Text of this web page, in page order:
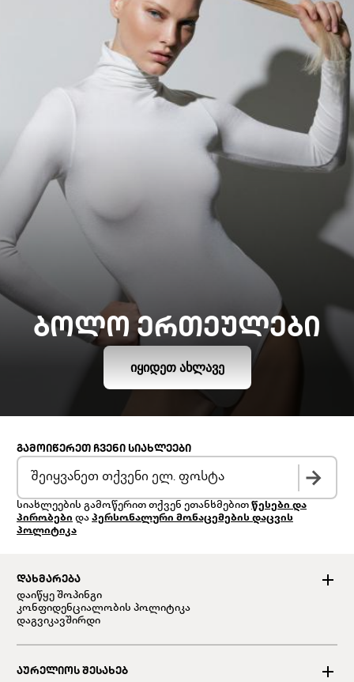
ᲑᲝᲚᲝ ᲔᲠᲗᲔᲣᲚᲔᲑᲘ
ᲘᲧᲘᲓᲔᲗ ᲐᲮᲚᲐᲕᲔ
ᲓᲐᲮᲛᲐᲠᲔᲑᲐ
დაიწყე შოპინგი
კონფიდენციალობის პოლიტიკა
დაგვიკავშირდი
ᲐᲣᲠᲔᲚᲘᲝᲡ ᲨᲔᲡᲐᲮᲔᲑ
ᲒᲐᲛᲝᲘᲬᲔᲠᲔᲗ ᲩᲕᲔᲜᲘ ᲡᲘᲐᲮᲚᲔᲔᲑᲘ
სიახლეების გამოწერით თქვენ ეთანხმებით წესები და
პირობები და პერსონალური მონაცემების დაცვის
პოლიტიკა